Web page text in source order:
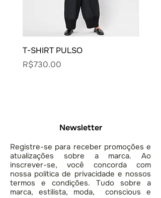
T-SHIRT PULSO
Price
R$730.00
Newsletter
Registre-se para receber promoções e
atualizações sobre a marca. Ao
inscrever-se, você concorda com
nossa política de privacidade e nossos
termos e condições. Tudo sobre a
marca, estilista, moda, conscious e